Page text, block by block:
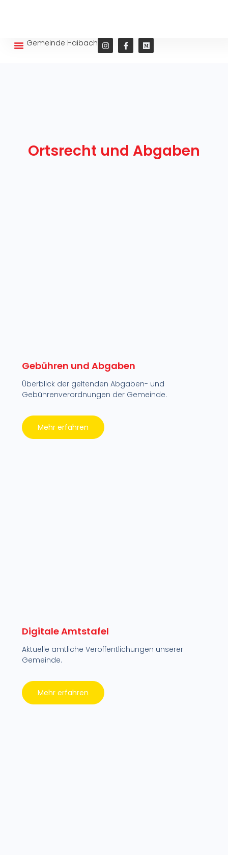
Gemeinde Haibach
Ortsrecht und Abgaben
Gebühren und Abgaben
Überblick der geltenden Abgaben- und
Gebührenverordnungen der Gemeinde.
Mehr erfahren
Digitale Amtstafel
Aktuelle amtliche Veröffentlichungen unserer
Gemeinde.
Mehr erfahren